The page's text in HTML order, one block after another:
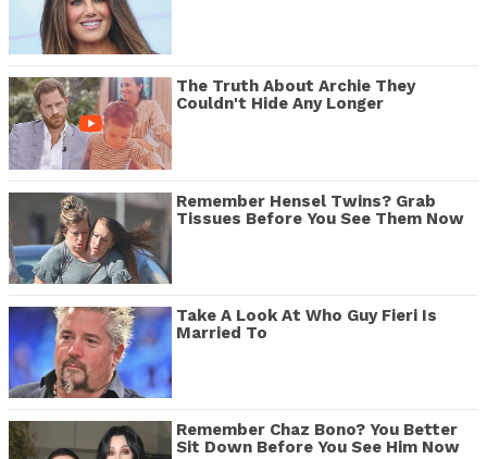
The Truth About Archie They
Couldn't Hide Any Longer
Remember Hensel Twins? Grab
Tissues Before You See Them Now
Take A Look At Who Guy Fieri Is
Married To
Remember Chaz Bono? You Better
Sit Down Before You See Him Now